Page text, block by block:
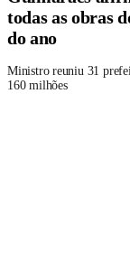
todas as obras
do ano
Ministro reuniu 31
160 milhões